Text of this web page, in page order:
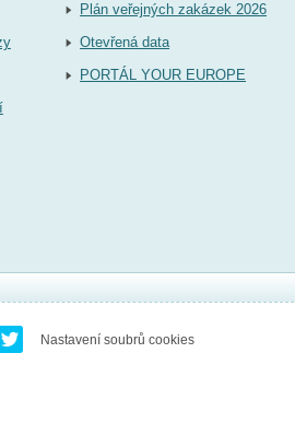
Plán veřejných zakázek 2026
Otevřená data
PORTÁL YOUR EUROPE
Nastavení soubrů cookies